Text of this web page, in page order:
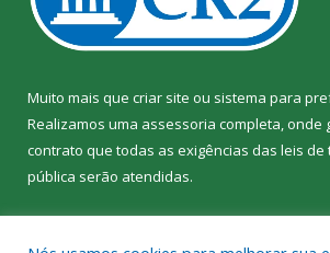
Muito mais que criar site ou sistema para
Realizamos uma assessoria completa, onde
contrato que todas as exigências das leis de
pública serão atendidas.